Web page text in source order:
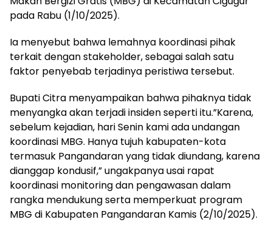
pada Rabu (1/10/2025).
Ia menyebut bahwa lemahnya koordinasi pihak
terkait dengan stakeholder, sebagai salah satu
faktor penyebab terjadinya peristiwa tersebut.
Bupati Citra menyampaikan bahwa pihaknya tidak
menyangka akan terjadi insiden seperti itu.”Karena,
sebelum kejadian, hari Senin kami ada undangan
koordinasi MBG. Hanya tujuh kabupaten-kota
termasuk Pangandaran yang tidak diundang, karena
dianggap kondusif,” ungakpanya usai rapat
koordinasi monitoring dan pengawasan dalam
rangka mendukung serta memperkuat program
MBG di Kabupaten Pangandaran Kamis (2/10/2025).